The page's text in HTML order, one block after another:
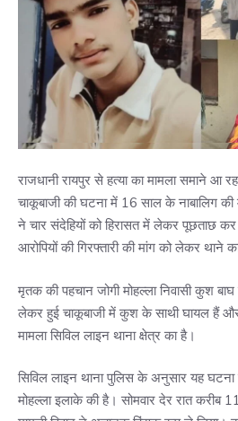
राजधानी रायपुर से हत्या का मामला समाने आ
चाकूबाजी की घटना में 16 साल के नाबालिग
ने चार संदेहियों को हिरासत में लेकर पूछताछ कर
आरोपियों की गिरफ्तारी की मांग को लेकर थाने
मृतक की पहचान जोगी मोहल्ला निवासी कुश
लेकर हुई चाकूबाजी में कुश के साथी घायल हैं
मामला सिविल लाइन थाना क्षेत्र का है।
सिविल लाइन थाना पुलिस के अनुसार यह
मोहल्ला इलाके की है। सोमवार देर रात